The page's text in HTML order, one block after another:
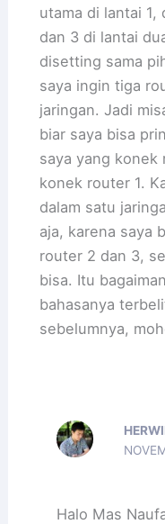
utama di lantai
dan 3 di lantai
disetting sama
saya ingin tiga
jaringan. Jadi
biar saya bisa
saya yang
konek router 1.
dalam satu
aja, karena saya
router 2 dan 3,
bisa. Itu
bahasanya
sebelumnya,
Halo Mas